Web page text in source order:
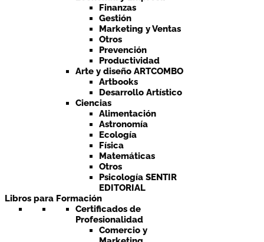
Finanzas
Gestión
Marketing y Ventas
Otros
Prevención
Productividad
Arte y diseño ARTCOMBO
Artbooks
Desarrollo Artístico
Ciencias
Alimentación
Astronomía
Ecología
Física
Matemáticas
Otros
Psicología SENTIR
EDITORIAL
Libros para Formación
Certificados de
Profesionalidad
Comercio y